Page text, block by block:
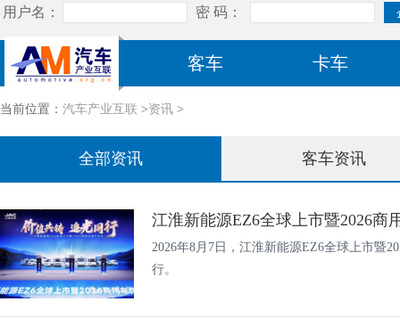
客车 卡车
当前位置： 汽车产业互联 >资讯 >
全部资讯 客车资讯
江淮新能源EZ6全球上市暨2026商
2026年8月7日，江淮新能源EZ6全球上市暨
行。